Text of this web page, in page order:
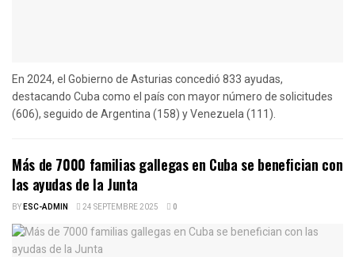
En 2024, el Gobierno de Asturias concedió 833 ayudas,
destacando Cuba como el país con mayor número de solicitudes
(606), seguido de Argentina (158) y Venezuela (111).
Más de 7000 familias gallegas en Cuba se benefician con
las ayudas de la Junta
BYESC-ADMIN 24 SEPTEMBRE 2025 0